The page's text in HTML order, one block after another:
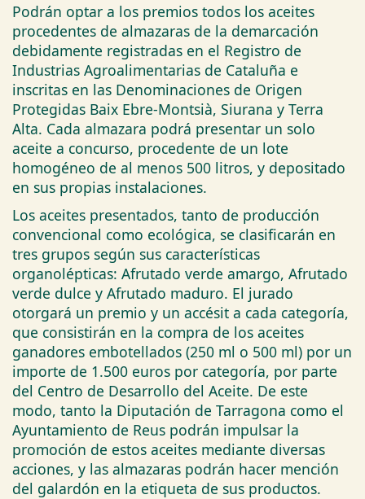
Podrán optar a los premios todos los aceites
procedentes de almazaras de la demarcación
debidamente registradas en el Registro de
Industrias Agroalimentarias de Cataluña e
inscritas en las Denominaciones de Origen
Protegidas Baix Ebre-Montsià, Siurana y Terra
Alta. Cada almazara podrá presentar un solo
aceite a concurso, procedente de un lote
homogéneo de al menos 500 litros, y depositado
en sus propias instalaciones.
Los aceites presentados, tanto de producción
convencional como ecológica, se clasificarán en
tres grupos según sus características
organolépticas: Afrutado verde amargo, Afrutado
verde dulce y Afrutado maduro. El jurado
otorgará un premio y un accésit a cada categoría,
que consistirán en la compra de los aceites
ganadores embotellados (250 ml o 500 ml) por un
importe de 1.500 euros por categoría, por parte
del Centro de Desarrollo del Aceite. De este
modo, tanto la Diputación de Tarragona como el
Ayuntamiento de Reus podrán impulsar la
promoción de estos aceites mediante diversas
acciones, y las almazaras podrán hacer mención
del galardón en la etiqueta de sus productos.